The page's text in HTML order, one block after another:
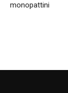
monopattini